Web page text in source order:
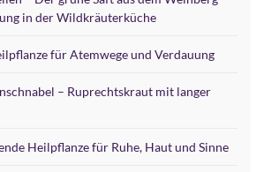
in der Wildkräuterküche
für Atemwege und Verdauung
– Ruprechtskraut mit langer
Heilpflanze für Ruhe, Haut und Sinne